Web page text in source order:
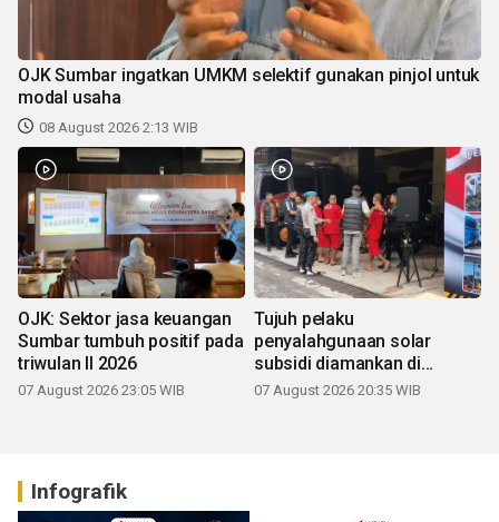
OJK Sumbar ingatkan UMKM selektif gunakan pinjol untuk
modal usaha
08 August 2026 2:13 WIB
OJK: Sektor jasa keuangan
Sumbar tumbuh positif pada
triwulan II 2026
07 August 2026 23:05 WIB
Tujuh pelaku
penyalahgunaan solar
subsidi diamankan di
Sumbar
07 August 2026 20:35 WIB
Infografik